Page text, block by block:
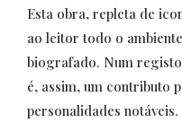
Esta obra, repleta de
ao leitor todo o
biografado. Num
é, assim, um contributo
personalidades notáveis.